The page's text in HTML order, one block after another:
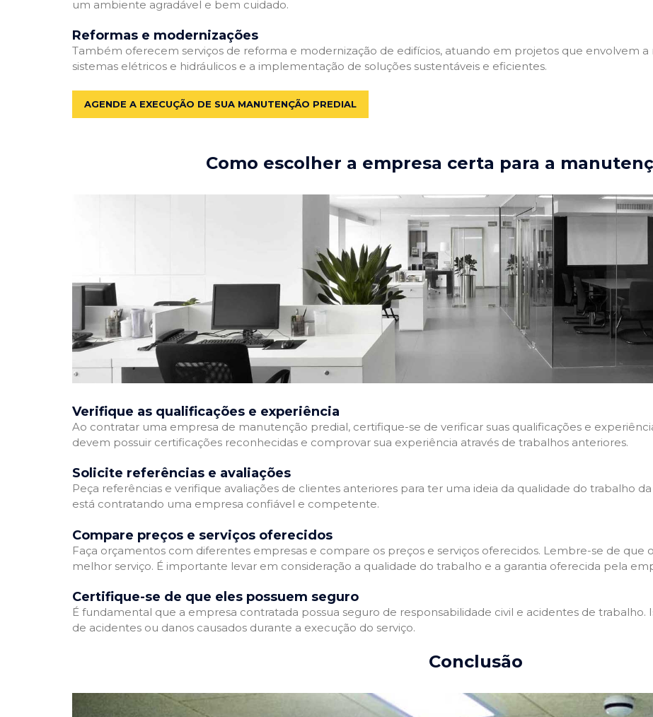
um ambiente agradável e bem cuidado.
Reformas e modernizações
Também oferecem serviços de reforma e modernização de edifícios, atuando em projetos que envolvem a
sistemas elétricos e hidráulicos e a implementação de soluções sustentáveis e eficientes.
AGENDE A EXECUÇÃO DE SUA MANUTENÇÃO PREDIAL
Como escolher a empresa certa para a
Verifique as qualificações e experiência
Ao contratar uma empresa de manutenção predial, certifique-se de verificar suas qualificações e
devem possuir certificações reconhecidas e comprovar sua experiência através de trabalhos anteriores.
Solicite referências e avaliações
Peça referências e verifique avaliações de clientes anteriores para ter uma ideia da qualidade do trabalho
está contratando uma empresa confiável e competente.
Compare preços e serviços oferecidos
Faça orçamentos com diferentes empresas e compare os preços e serviços oferecidos. Lembre-se de que
melhor serviço. É importante levar em consideração a qualidade do trabalho e a garantia oferecida pela
Certifique-se de que eles possuem seguro
É fundamental que a empresa contratada possua seguro de responsabilidade civil e acidentes de trabalho.
de acidentes ou danos causados durante a execução do serviço.
Conclusão